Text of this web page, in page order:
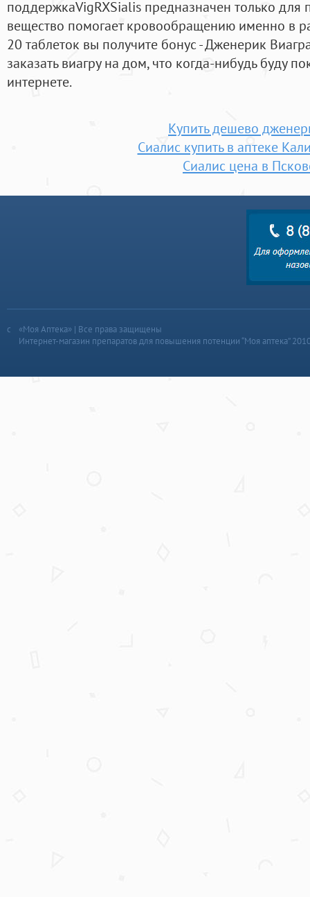
поддержкаVigRXSialis предназначен только для
вещество помогает кровообращению именно в
20 таблеток вы получите бонус - Дженерик
заказать виагру на дом, что когда-нибудь буду
интернете.
Купить дешево
Сиалис купить в аптеке
Сиалис цена в
«Моя Аптека» | Все права защищены
Интернет-магазин препаратов для повышения потенции “Моя аптека”